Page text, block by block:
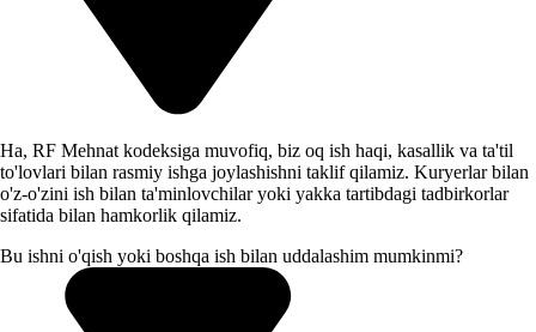
Ha, RF Mehnat kodeksiga muvofiq, biz oq ish haqi, kasallik va ta'til
to'lovlari bilan rasmiy ishga joylashishni taklif qilamiz. Kuryerlar bilan
o'z-o'zini ish bilan ta'minlovchilar yoki yakka tartibdagi tadbirkorlar
sifatida bilan hamkorlik qilamiz.
Bu ishni o'qish yoki boshqa ish bilan uddalashim mumkinmi?